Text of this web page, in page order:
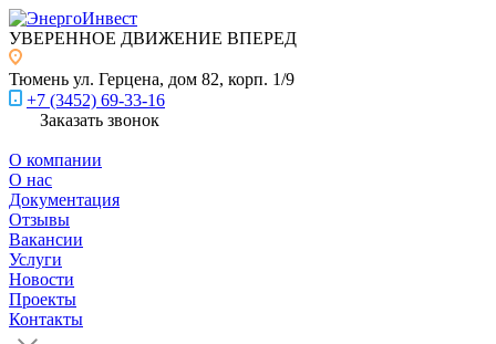
УВЕРЕННОЕ ДВИЖЕНИЕ ВПЕРЕД
Тюмень ул. Герцена, дом 82, корп. 1/9
+7 (3452) 69-33-16
Заказать звонок
О компании
О нас
Документация
Отзывы
Вакансии
Услуги
Новости
Проекты
Контакты